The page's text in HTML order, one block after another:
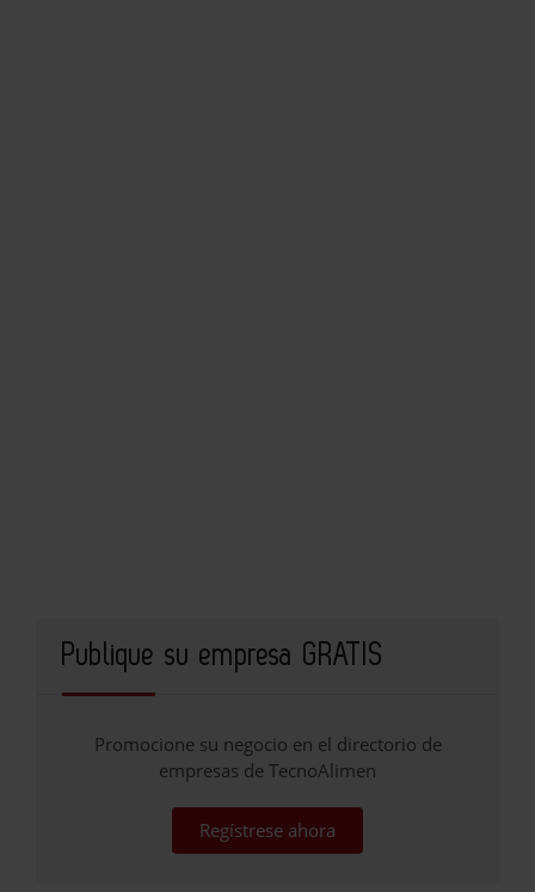
Publique su empresa GRATIS
Promocione su negocio en el directorio de
empresas de TecnoAlimen
Regístrese ahora